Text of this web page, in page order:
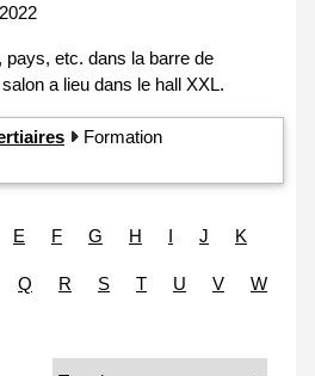
Formation
E F G H I J K
Q R S T U V W